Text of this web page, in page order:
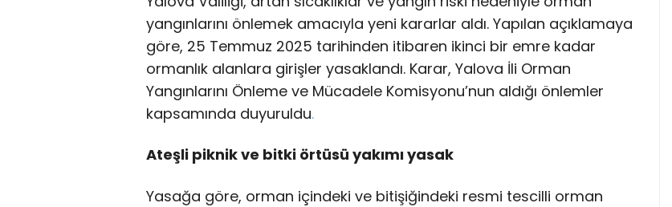
yangınlarını önlemek amacıyla yeni kararlar aldı. Yapılan açıklamaya
göre, 25 Temmuz 2025 tarihinden itibaren ikinci bir emre kadar
ormanlık alanlara girişler yasaklandı. Karar, Yalova İli Orman
Yangınlarını Önleme ve Mücadele Komisyonu’nun aldığı önlemler
kapsamında duyuruldu.
Ateşli piknik ve bitki örtüsü yakımı yasak
Yasağa göre, orman içindeki ve bitişiğindeki resmi tescilli orman